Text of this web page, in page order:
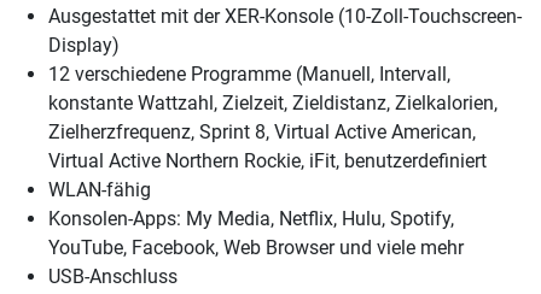
Ausgestattet mit der XER-Konsole (10-Zoll-Touchscreen-
Display)
12 verschiedene Programme (Manuell, Intervall,
konstante Wattzahl, Zielzeit, Zieldistanz, Zielkalorien,
Zielherzfrequenz, Sprint 8, Virtual Active American,
Virtual Active Northern Rockie, iFit, benutzerdefiniert
WLAN-fähig
Konsolen-Apps: My Media, Netflix, Hulu, Spotify,
YouTube, Facebook, Web Browser und viele mehr
USB-Anschluss